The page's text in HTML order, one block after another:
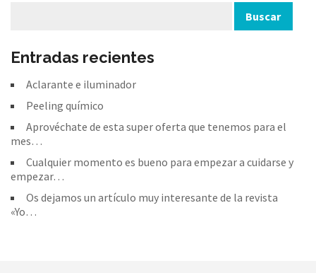
Entradas recientes
Aclarante e iluminador
Peeling químico
Aprovéchate de esta super oferta que tenemos para el
mes…
Cualquier momento es bueno para empezar a cuidarse y
empezar…
Os dejamos un artículo muy interesante de la revista
«Yo…